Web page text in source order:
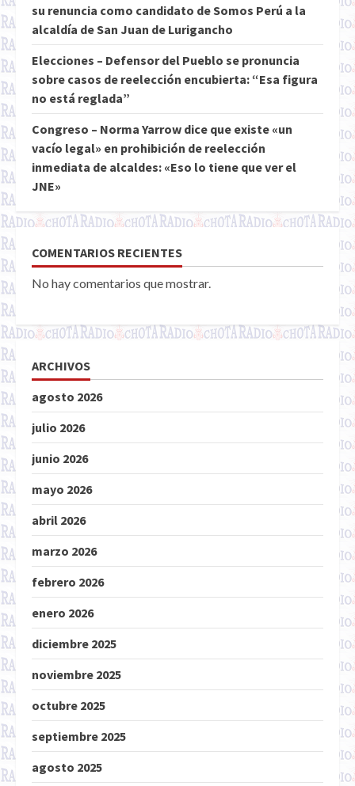
su renuncia como candidato de Somos Perú a la
alcaldía de San Juan de Lurigancho
Elecciones – Defensor del Pueblo se pronuncia
sobre casos de reelección encubierta: “Esa figura
no está reglada”
Congreso – Norma Yarrow dice que existe «un
vacío legal» en prohibición de reelección
inmediata de alcaldes: «Eso lo tiene que ver el
JNE»
COMENTARIOS RECIENTES
No hay comentarios que mostrar.
ARCHIVOS
agosto 2026
julio 2026
junio 2026
mayo 2026
abril 2026
marzo 2026
febrero 2026
enero 2026
diciembre 2025
noviembre 2025
octubre 2025
septiembre 2025
agosto 2025